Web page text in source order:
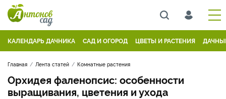
КАЛЕНДАРЬ ДАЧНИКА САД И ОГОРОД ЦВЕТЫ И РАСТЕНИЯ
Главная Лента статей Комнатные растения
Орхидея фаленопсис: особенности
выращивания, цветения и ухода